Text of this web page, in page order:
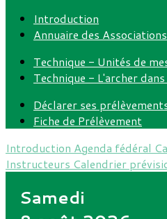
Introduction
Annuaire des Associations
Technique - Unités de
Technique - L'archer
Déclarer ses
Fiche de Prélèvement
Introduction Agenda fédéral
Instructeurs Calendrier
Samedi